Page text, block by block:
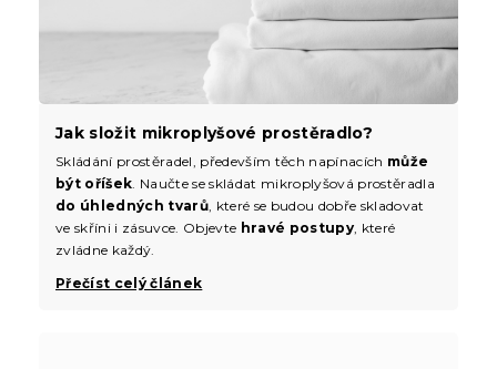
Jak složit mikroplyšové prostěradlo?
Skládání prostěradel, především těch napínacích může
být oříšek . Naučte se skládat mikroplyšová prostěradla
do úhledných tvarů , které se budou dobře skladovat
ve skříni i zásuvce. Objevte hravé postupy , které
zvládne každý.
Přečíst celý článek